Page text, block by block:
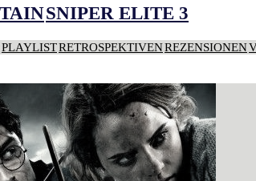
SNIPER ELITE 3
PLAYLISTRETROSPEKTIVENREZENSIONEN